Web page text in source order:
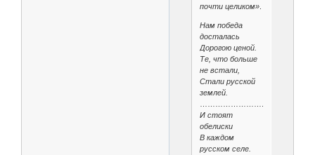
почти целиком».
Нам победа
досталась
Дорогою ценой.
Те, что больше
не встали,
Стали русской
землей.
И стоят
обелиски
В каждом
русском селе.